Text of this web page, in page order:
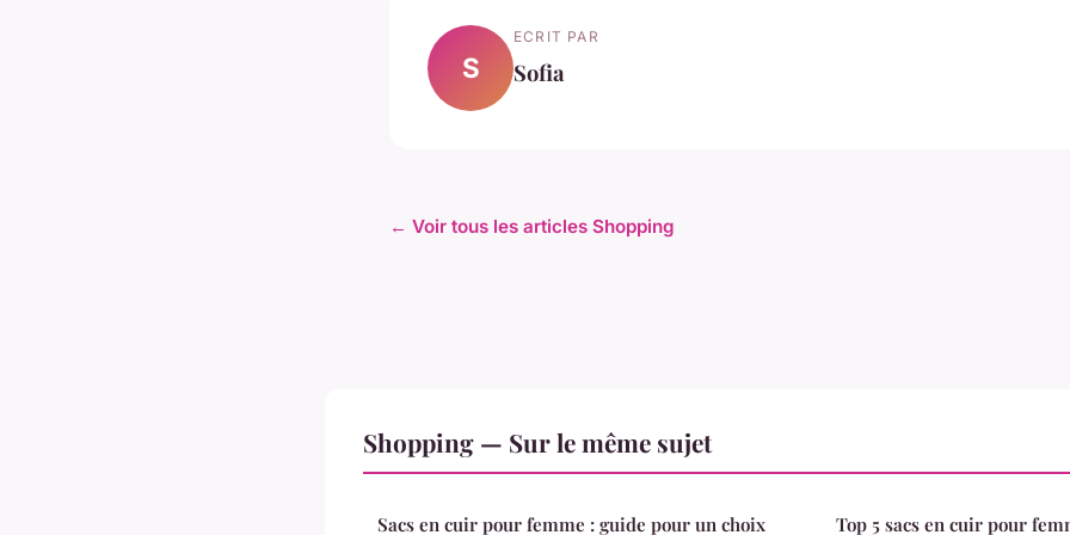
S
ECRIT PAR
Sofia
← Voir tous les articles Shopping
Shopping — Sur le même sujet
Sacs en cuir pour femme : guide pour un choix Top 5 sacs en cuir pour